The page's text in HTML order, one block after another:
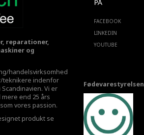
reparationer,
og
handelsvirksomhed
teknikere indenfor
Vi er
end 25 års
vores passion.
produkt se
PÅ
FACEBOOK
LINKEDIN
YOUTUBE
Fødevarestyrelsen